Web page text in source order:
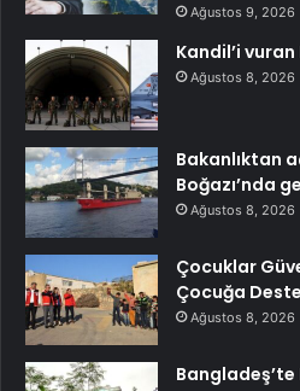
Ağustos 9, 2026
Kandil’i
Ağustos 8, 2026
Bakanlıktan
Boğazı’nda
Ağustos 8, 2026
Çocuklar
Çocuğa
Ağustos 8, 2026
Bangladeş’te